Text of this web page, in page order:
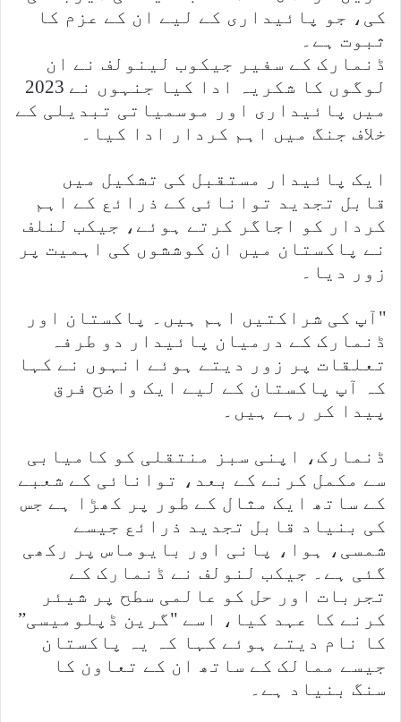
کی، جو پائیداری کے لیے ان کے عزم کا
ثبوت ہے۔
ڈنمارک کے سفیر جیکوب لینولف نے ان
لوگوں کا شکریہ ادا کیا جنہوں نے 2023
میں پائیداری اور موسمیاتی تبدیلی کے
خلاف جنگ میں اہم کردار ادا کیا۔
ایک پائیدار مستقبل کی تشکیل میں
قابل تجدید توانائی کے ذرائع کے اہم
کردار کو اجاگر کرتے ہوئے، جیکب لنلف
نے پاکستان میں ان کوششوں کی اہمیت پر
زور دیا۔
"آپ کی شراکتیں اہم ہیں۔ پاکستان اور
ڈنمارک کے درمیان پائیدار دو طرفہ
تعلقات پر زور دیتے ہوئے انہوں نے کہا
کہ آپ پاکستان کے لیے ایک واضح فرق
پیدا کر رہے ہیں۔
ڈنمارک، اپنی سبز منتقلی کو کامیابی
سے مکمل کرنے کے بعد، توانائی کے شعبے
کے ساتھ ایک مثال کے طور پر کھڑا ہے جس
کی بنیاد قابل تجدید ذرائع جیسے
شمسی، ہوا، پانی اور بایوماس پر رکھی
گئی ہے۔ جیکب لنولف نے ڈنمارک کے
تجربات اور حل کو عالمی سطح پر شیئر
کرنے کا عہد کیا، اسے "گرین ڈپلومیسی”
کا نام دیتے ہوئے کہا کہ یہ پاکستان
جیسے ممالک کے ساتھ ان کے تعاون کا
سنگ بنیاد ہے۔